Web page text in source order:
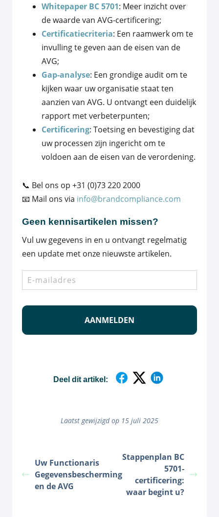
Whitepaper BC 5701: Meer inzicht over
de waarde van AVG-certificering;
Certificatiecriteria: Een raamwerk om te
invulling te geven aan de eisen van de
AVG;
Gap-analyse: Een grondige audit om te
kijken waar uw organisatie staat ten
aanzien van AVG. U ontvangt een duidelijk
rapport met verbeterpunten;
Certificering: Toetsing en bevestiging dat
uw processen zijn ingericht om te
voldoen aan de eisen van de verordening.
📞 Bel ons op +31 (0)73 220 2000
📧 Mail ons via info@brandcompliance.com
Geen kennisartikelen missen?
Vul uw gegevens in en u ontvangt regelmatig
een update met onze nieuwste artikelen.
E-
mailadres *
Deel dit artikel:
Laatst gewijzigd op 15 juli 2025
Uw Functionaris
Gegevensbescherming
en de AVG
Stappenplan BC
5701-
certificering:
waar begint u?